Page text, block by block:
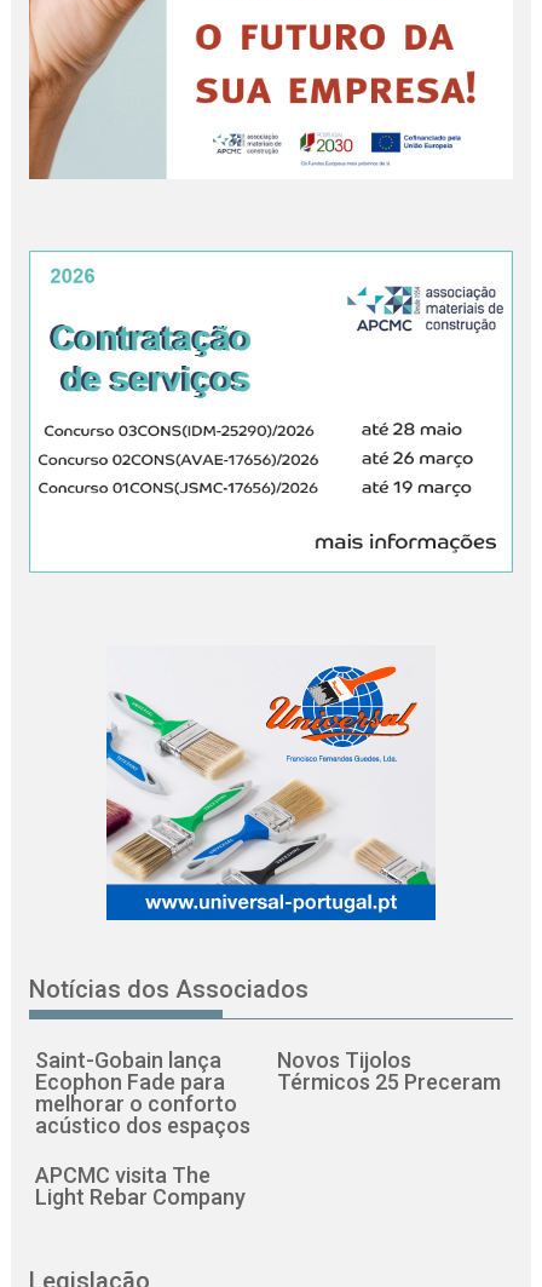
Notícias dos Associados
Saint-Gobain lança
Ecophon Fade para
melhorar o conforto
acústico dos espaços
Novos Tijolos
Térmicos 25 Preceram
APCMC visita The
Light Rebar Company
Legislação